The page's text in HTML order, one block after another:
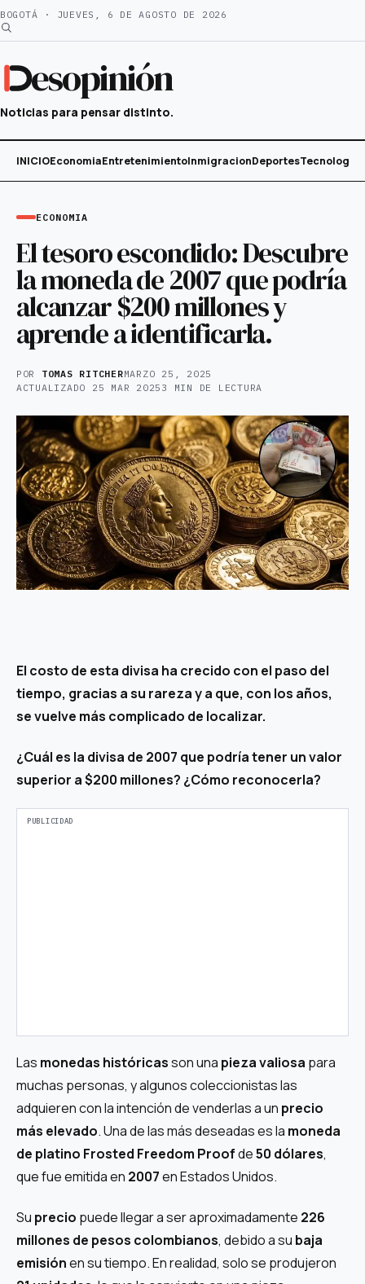
Saltar
al
BOGOTÁ · JUEVES, 6 DE AGOSTO DE 2026
esopinión
Noticias para pensar distinto.
INICIOEconomiaEntretenimientoInmigracionDeportesTecnología
ECONOMIA
El tesoro escondido: Descubre
la moneda de 2007 que podría
alcanzar $200 millones y
aprende a identificarla.
POR TOMAS RITCHERMARZO 25, 2025
ACTUALIZADO 25 MAR 2025 3 MIN DE LECTURA
El costo de esta divisa ha crecido con el paso del
tiempo, gracias a su rareza y a que, con los años,
se vuelve más complicado de localizar.
¿Cuál es la divisa de 2007 que podría tener un valor
superior a $200 millones? ¿Cómo reconocerla?
Las monedas históricasson una pieza valiosa para
muchas personas, y algunos coleccionistas las
adquieren con la intención de venderlas a un precio
más elevado. Una de las más deseadas es la moneda
de platino Frosted Freedom Proofde50 dólares,
que fue emitida en 2007en Estados Unidos.
Su precio puede llegar a ser aproximadamente 226
millones de pesos colombianos, debido a su baja
emisiónen su tiempo. En realidad, solo se produjeron